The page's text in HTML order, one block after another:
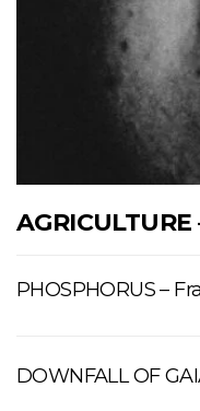
PHOSPHORUS –
DOWNFALL OF